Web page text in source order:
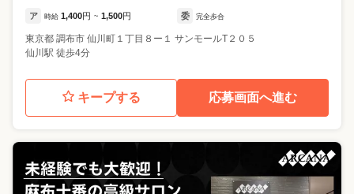
ア 時給 1,400円 ~ 1,500円 委 完全歩合
東京都 調布市 仙川町１丁目８ー１ サンモールT２０５
仙川駅 徒歩4分
キープする 応募画面へ進む